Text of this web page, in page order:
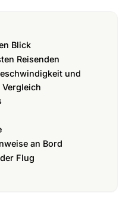
Blick
Reisenden
und
Vergleich
an Bord
Flug